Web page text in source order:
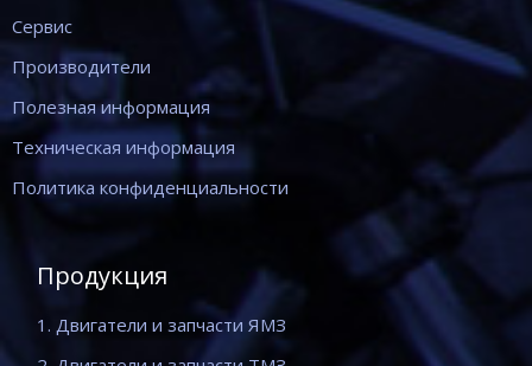
Сервис
Производители
Полезная информация
Техническая информация
Политика конфиденциальности
Продукция
1. Двигатели и запчасти ЯМЗ